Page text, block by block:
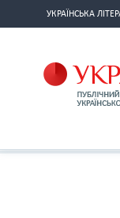
УКРАЇНСЬКА